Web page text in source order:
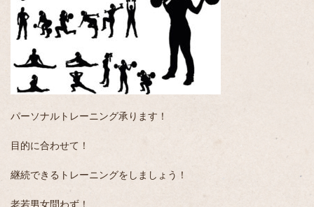
パーソナルトレーニング承ります！
目的に合わせて！
継続できるトレーニングをしましょう！
老若男女問わず！